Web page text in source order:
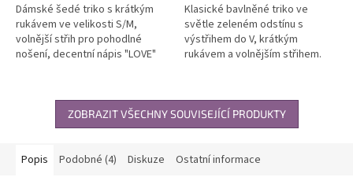
Dámské šedé triko s krátkým
rukávem ve velikosti S/M,
volnější střih pro pohodlné
nošení, decentní nápis "LOVE"
každodenní...
Klasické bavlněné triko ve
světle zeleném odstínu s
výstřihem do V, krátkým
rukávem a volnějším střihem.
ZOBRAZIT VŠECHNY SOUVISEJÍCÍ PRODUKTY
Popis Podobné (4) Diskuze Ostatní informace